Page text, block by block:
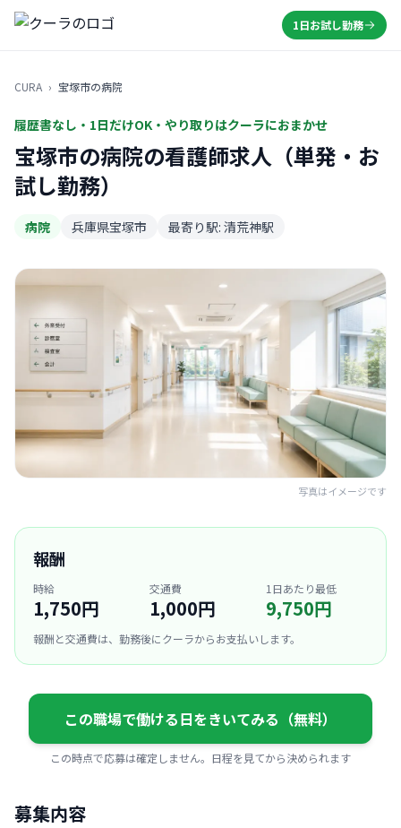
1日お試し勤務
CURA › 宝塚市の病院
履歴書なし・1日だけOK・やり取りはクーラにおまかせ
宝塚市の病院の看護師求人（単発・お
試し勤務）
病院 兵庫県宝塚市 最寄り駅: 清荒神駅
写真はイメージです
報酬
時給
1,750円
交通費
1,000円
1日あたり最低
9,750円
報酬と交通費は、勤務後にクーラからお支払いします。
この職場で働ける日をきいてみる（無料）
この時点で応募は確定しません。日程を見てから決められます
募集内容